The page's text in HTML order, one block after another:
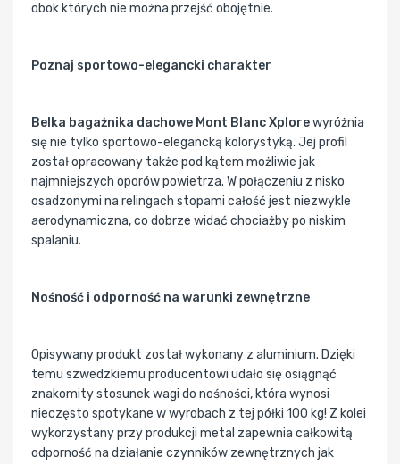
obok których nie można przejść obojętnie.
Poznaj sportowo-elegancki charakter
Belka bagażnika dachowe Mont Blanc Xplorewyróżnia
się nie tylko sportowo-elegancką kolorystyką. Jej profil
został opracowany także pod kątem możliwie jak
najmniejszych oporów powietrza. W połączeniu z nisko
osadzonymi na relingach stopami całość jest niezwykle
aerodynamiczna, co dobrze widać chociażby po niskim
spalaniu.
Nośność i odporność na warunki zewnętrzne
Opisywany produkt został wykonany z aluminium. Dzięki
temu szwedzkiemu producentowi udało się osiągnąć
znakomity stosunek wagi do nośności, która wynosi
nieczęsto spotykane w wyrobach z tej półki 100 kg! Z kolei
wykorzystany przy produkcji metal zapewnia całkowitą
odporność na działanie czynników zewnętrznych jak